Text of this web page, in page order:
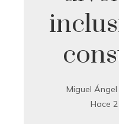
Miguel
Hace